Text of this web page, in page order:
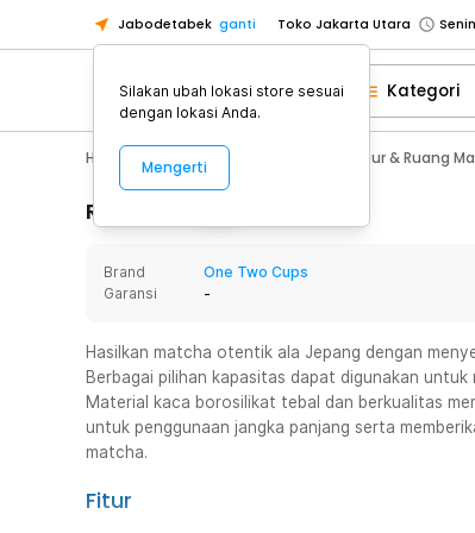
Jabodetabek ganti Toko Jakarta Utara
Toko Tangerang
Toko Cikupa
Pick n Go Jakarta Barat
Pick n Go Bekasi
Senin -
Senin
Toko Jakarta Barat
Toko Tangerang
Toko Cikupa
Pick n Go Jakarta Barat
Senin
Senin
Kategori
Home Appliance Perlengkapan Dapur & Ruang
Rincian Produk
Brand
One Two Cups
Garansi
-
Hasilkan matcha otentik ala Jepang dengan
Berbagai pilihan kapasitas dapat digunakan
Material kaca borosilikat tebal dan berkualitas
untuk penggunaan jangka panjang serta
matcha.
Fitur
Silakan ubah lokasi store sesuai
dengan lokasi Anda.
Mengerti